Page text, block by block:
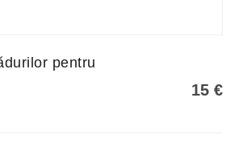
pentru
15 €